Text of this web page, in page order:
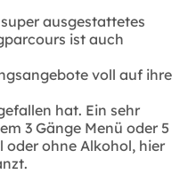
ausgestattetes
ist auch
voll auf ihre
hat. Ein sehr
3 Gänge Menü oder 5
oder ohne Alkohol, hier